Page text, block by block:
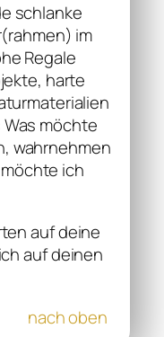
schlanke
im
Regale
harte
möchte
wahrnehmen
ich
auf deine
auf deinen
nach oben